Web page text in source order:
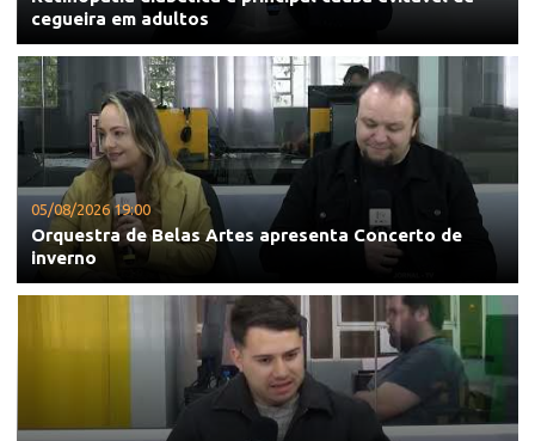
cegueira em adultos
05/08/2026 19:00
Orquestra de Belas Artes apresenta Concerto de
inverno